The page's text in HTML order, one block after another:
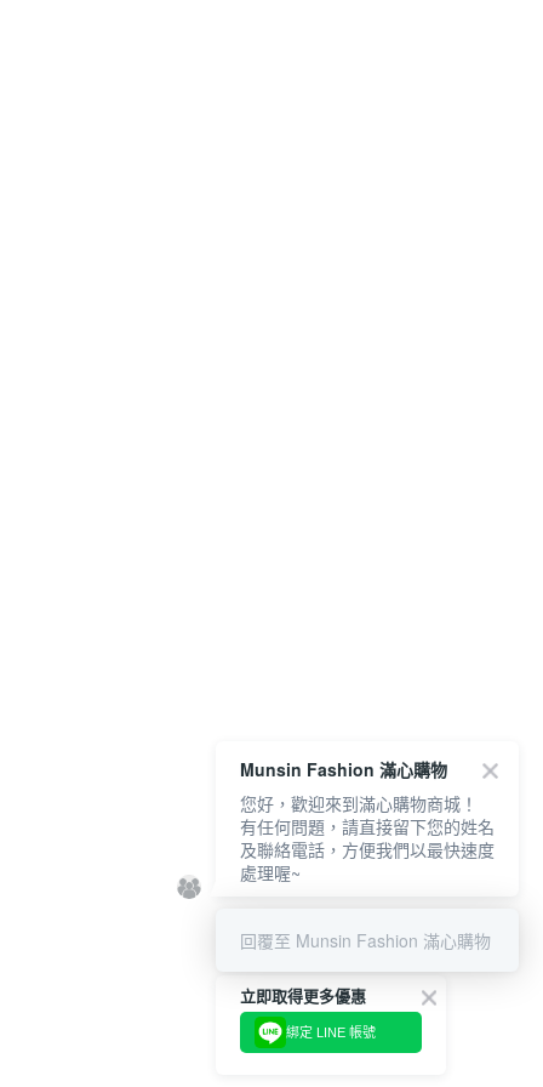
立即取得更多優惠
綁定 LINE 帳號
Munsin Fashion 滿心購物
您好，歡迎來到滿心購物商城！
有任何問題，請直接留下您的姓名
及聯絡電話，方便我們以最快速度
處理喔~
回覆至 Munsin Fashion 滿心購物